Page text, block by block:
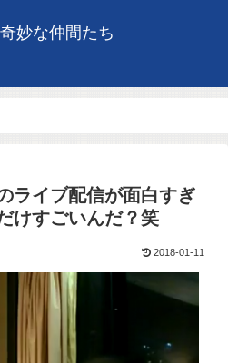
妙な仲間たち
ライブ配信が面白すぎ
けすごいんだ？笑
2018-01-11